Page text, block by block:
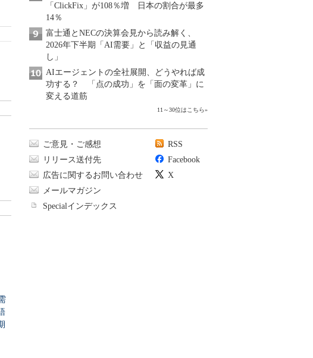
「ClickFix」が108％増 日本の割合が最多
14％
富士通とNECの決算会見から読み解く、
2026年下半期「AI需要」と「収益の見通
し」
AIエージェントの全社展開、どうやれば成
功する？ 「点の成功」を「面の変革」に
変える道筋
11～30位はこちら»
ご意見・ご感想
リリース送付先
広告に関するお問い合わせ
メールマガジン
Specialインデックス
RSS
Facebook
X